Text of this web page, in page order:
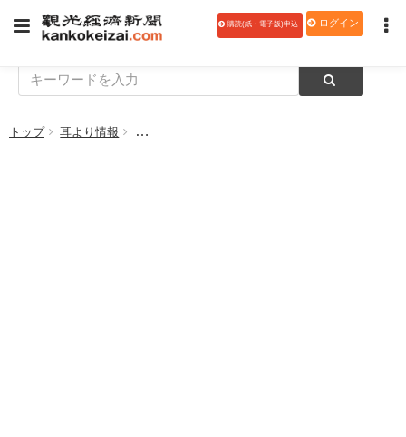
購読(紙・電子版)申込 ログイン
トップ 耳より情報 【PR】あなたの街のハロートラベル つくりません